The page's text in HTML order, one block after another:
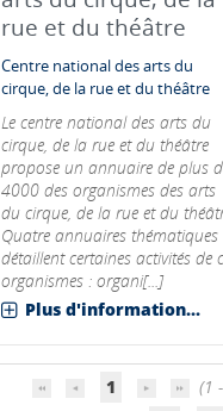
rue et du théâtre
Centre national des arts du
cirque, de la rue et du théâtre
Le centre national des arts du
cirque, de la rue et du théâtre
propose un annuaire de plus
4000 des organismes des arts
du cirque, de la rue et du
Quatre annuaires thématiques
détaillent certaines activités de
organismes : organi[...]
Plus d'information...
1
(1